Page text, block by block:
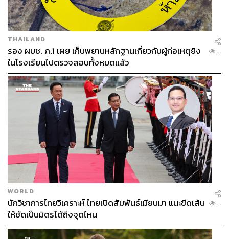
THAILAND
รอง ผบช. ภ.1 เผย เก็บพยานหลักฐานเกี่ยวกับผู้ก่อเหตุยิง
ในโรงเรียนไปตรวจสอบทั้งหมดแล้ว
...
WORLD
นักวิชาการไทยวิเคราะห์ ไทยเปิดสัมพันธ์เมียนมา แนะขีดเส้น
ให้ชัดเป็นมิตรได้ถึงจุดไหน
...